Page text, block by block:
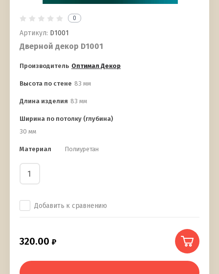
0
Артикул: D1001
Дверной декор D1001
Производитель Оптимал Декор
Высота по стене 83 мм
Длина изделия 83 мм
Ширина по потолку (глубина)
30 мм
Материал Полиуретан
Добавить к сравнению
320.00